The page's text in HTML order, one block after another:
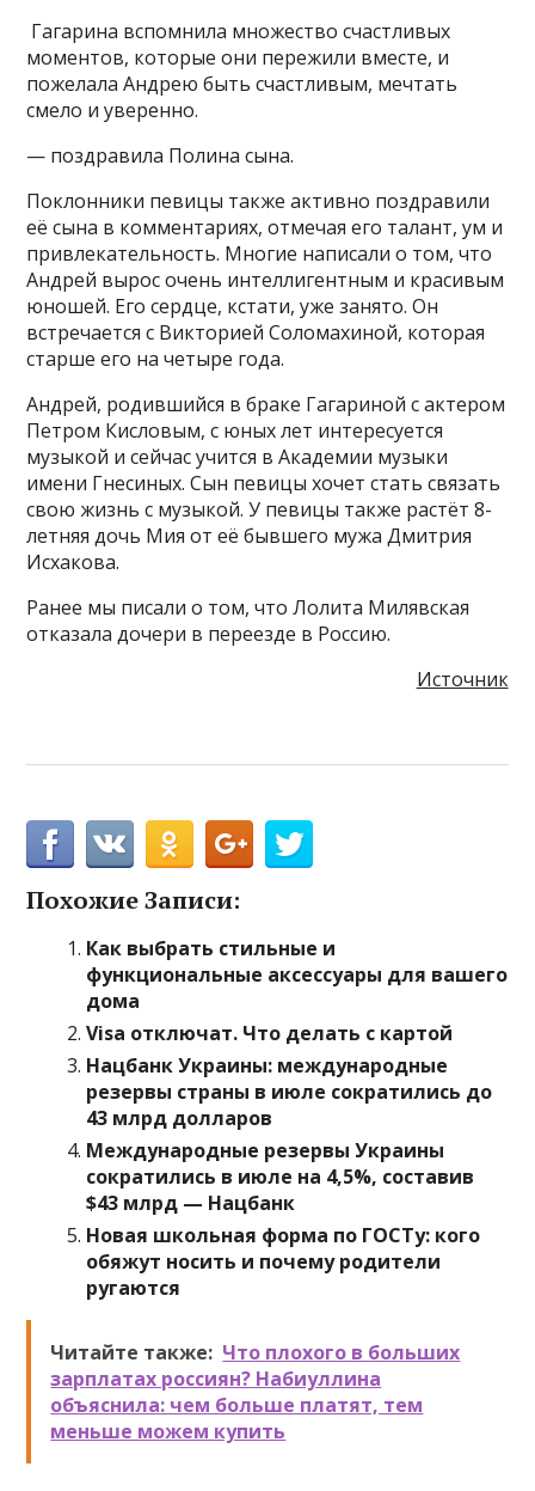
Гагарина вспомнила множество счастливых
моментов, которые они пережили вместе, и
пожелала Андрею быть счастливым, мечтать
смело и уверенно.
— поздравила Полина сына.
Поклонники певицы также активно поздравили
её сына в комментариях, отмечая его талант, ум и
привлекательность. Многие написали о том, что
Андрей вырос очень интеллигентным и красивым
юношей. Его сердце, кстати, уже занято. Он
встречается с Викторией Соломахиной, которая
старше его на четыре года.
Андрей, родившийся в браке Гагариной с актером
Петром Кисловым, с юных лет интересуется
музыкой и сейчас учится в Академии музыки
имени Гнесиных. Сын певицы хочет стать связать
свою жизнь с музыкой. У певицы также растёт 8-
летняя дочь Мия от её бывшего мужа Дмитрия
Исхакова.
Ранее мы писали о том, что Лолита Милявская
отказала дочери в переезде в Россию.
Источник
Похожие Записи:
Как выбрать стильные и
функциональные аксессуары для вашего
дома
Visa отключат. Что делать с картой
Нацбанк Украины: международные
резервы страны в июле сократились до
43 млрд долларов
Международные резервы Украины
сократились в июле на 4,5%, составив
$43 млрд — Нацбанк
Новая школьная форма по ГОСТу: кого
обяжут носить и почему родители
ругаются
Читайте также: Что плохого в больших
зарплатах россиян? Набиуллина
объяснила: чем больше платят, тем
меньше можем купить